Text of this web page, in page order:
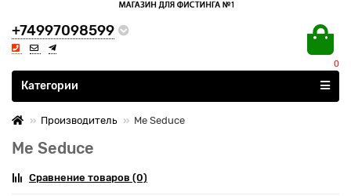
+74997098599
0
Все категории
Категории
Производитель Me Seduce
Me Seduce
Сравнение товаров (0)